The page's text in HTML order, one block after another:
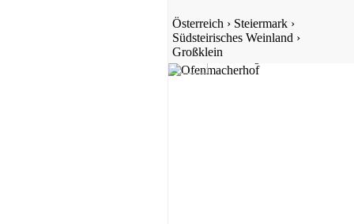
Österreich › Steiermark ›
Südsteirisches Weinland ›
Großklein
5,0
1 Bewertung